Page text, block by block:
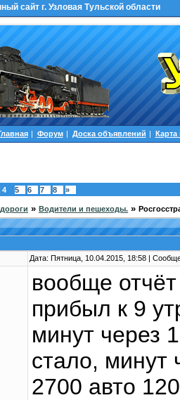
сайт г. Узловая Тульской области
| Форум | Доска объявлений | Карта
4 5 6 7 8 »
» Водители и пешеходы. »
Дата: Пятница, 10.04.2015, 18:58 |
вообще
прибыл к 9
минут через
стало, минут
2700 авто